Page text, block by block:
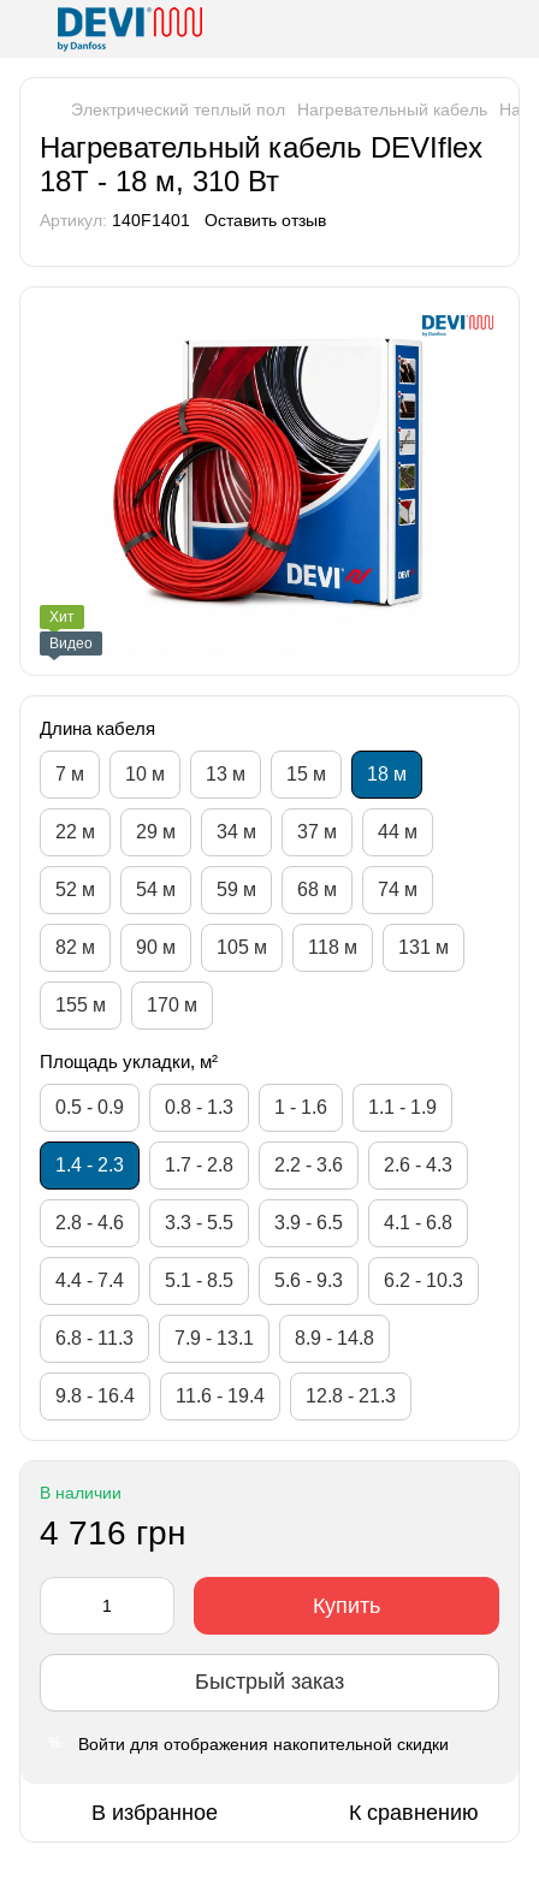
Электрический теплый пол Нагревательный кабель
Нагревательный кабель DEVIflex
18T - 18 м, 310 Вт
Артикул: 140F1401 Оставить отзыв
Хит
Видео
Длина кабеля
7 м 10 м 13 м 15 м 18 м
22 м 29 м 34 м 37 м 44 м
52 м 54 м 59 м 68 м 74 м
82 м 90 м 105 м 118 м 131 м
155 м 170 м
Площадь укладки, м²
0.5 - 0.9 0.8 - 1.3 1 - 1.6 1.1 - 1.9
1.4 - 2.3 1.7 - 2.8 2.2 - 3.6 2.6 - 4.3
2.8 - 4.6 3.3 - 5.5 3.9 - 6.5 4.1 - 6.8
4.4 - 7.4 5.1 - 8.5 5.6 - 9.3 6.2 - 10.3
6.8 - 11.3 7.9 - 13.1 8.9 - 14.8
9.8 - 16.4 11.6 - 19.4 12.8 - 21.3
В наличии
4 716 грн
Купить
Быстрый заказ
Войти для отображения накопительной скидки
В избранное К сравнению